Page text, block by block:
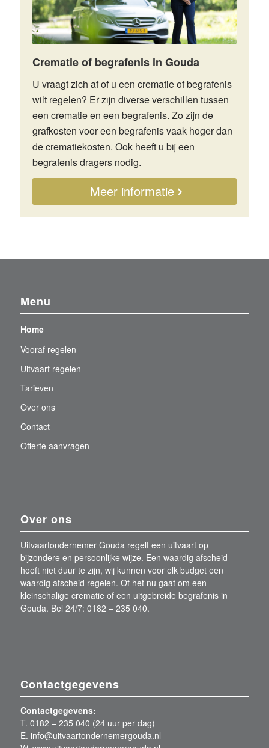
Crematie of begrafenis in Gouda
U vraagt zich af of u een crematieofbegrafenis
wilt regelen? Er zijn diverse verschillen tussen
een crematie en een begrafenis. Zo zijn de
grafkosten voor een begrafenis vaak hoger dan
de crematiekosten. Ook heeft u bij een
begrafenis dragers nodig.
Meer informatie
Menu
Home
Vooraf regelen
Uitvaart regelen
Tarieven
Over ons
Contact
Offerte aanvragen
Over ons
Uitvaartondernemer Gouda regelt een uitvaart op
bijzondere en persoonlijke wijze. Een waardig afscheid
hoeft niet duur te zijn, wij kunnen voor elk budget een
waardig afscheid regelen. Of het nu gaat om een
kleinschalige crematie of een uitgebreide begrafenis in
Gouda. Bel 24/7: 0182 – 235 040.
Contactgegevens
Contactgegevens:
T. 0182 – 235 040 (24 uur per dag)
E. info@uitvaartondernemergouda.nl